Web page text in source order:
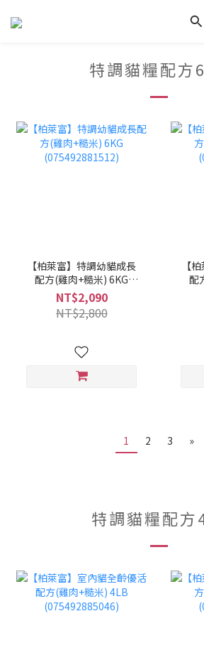
特調貓糧配方
【柏萊富】特調幼貓成長
配方(雞肉+糙米) 6KG
(075492881512)
NT$2,090
NT$2,800
【
配
1 2 3 »
特調貓糧配方